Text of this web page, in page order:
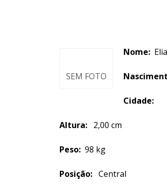
SEM FOTO
Nome:
Cidade:
Altura: 2,00 cm
Peso: 98 kg
Posição: Central